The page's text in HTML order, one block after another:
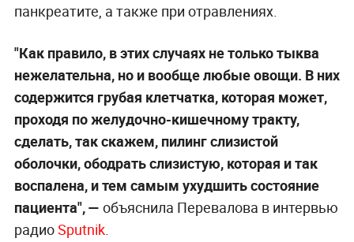
панкреатите, а также при отравлениях.
"Как правило, в этих случаях не только тыква
нежелательна, но и вообще любые овощи. В них
содержится грубая клетчатка, которая может,
проходя по желудочно-кишечному тракту,
сделать, так скажем, пилинг слизистой
оболочки, ободрать слизистую, которая и так
воспалена, и тем самым ухудшить состояние
пациента", — объяснила Перевалова в интервью
радиоSputnik.